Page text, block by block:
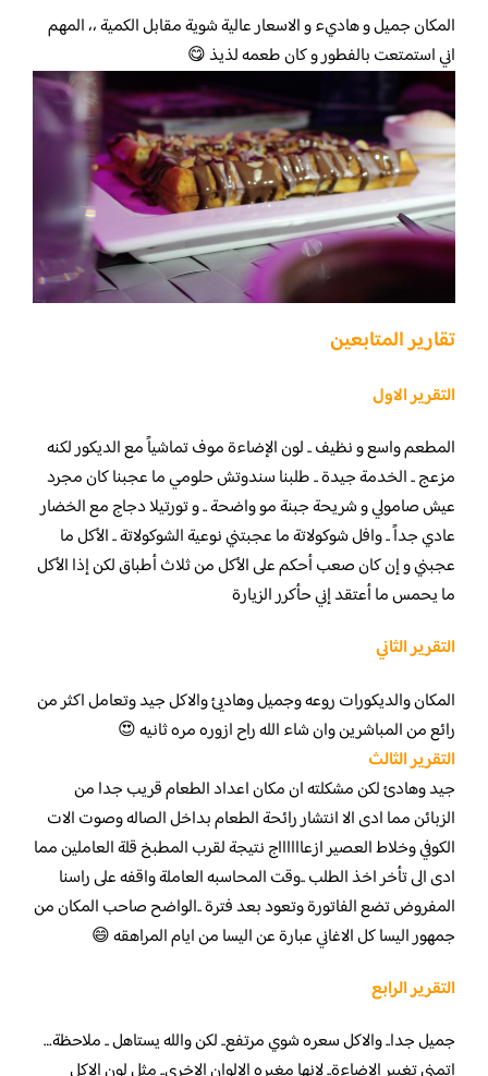
المكان جميل و هاديء و الاسعار عالية شوية مقابل الكمية ،، المهم
اني استمتعت بالفطور و كان طعمه لذيذ 😋
تقارير المتابعين
التقرير الاول
المطعم واسع و نظيف .. لون الإضاءة موف تماشياً مع الديكور لكنه
مزعج .. الخدمة جيدة .. طلبنا سندوتش حلومي ما عجبنا كان مجرد
عيش صامولي و شريحة جبنة مو واضحة .. و تورتيلا دجاج مع الخضار
عادي جداً .. وافل شوكولاتة ما عجبتني نوعية الشوكولاتة .. الأكل ما
عجبني و إن كان صعب أحكم على الأكل من ثلاث أطباق لكن إذا الأكل
ما يحمس ما أعتقد إني حأكرر الزيارة
التقرير الثاني
المكان والديكورات روعه وجميل وهاديئ والاكل جيد وتعامل اكثر من
رائع من المباشرين وان شاء الله راح ازوره مره ثانيه 😍
التقرير الثالث
جيد وهادئ لكن مشكلته ان مكان اعداد الطعام قريب جدا من
الزبائن مما ادى الا انتشار رائحة الطعام بداخل الصاله وصوت الات
الكوفي وخلاط العصير ازعااااااج نتيجة لقرب المطبخ قلة العاملين مما
ادى الى تأخر اخذ الطلب ..وقت المحاسبه العاملة واقفه على راسنا
المفروض تضع الفاتورة وتعود بعد فترة ..الواضح صاحب المكان من
جمهور اليسا كل الاغاني عبارة عن اليسا من ايام المراهقه 😄
التقرير الرابع
جميل جدا.. والاكل سعره شوي مرتفع.. لكن والله يستاهل .. ملاحظة…